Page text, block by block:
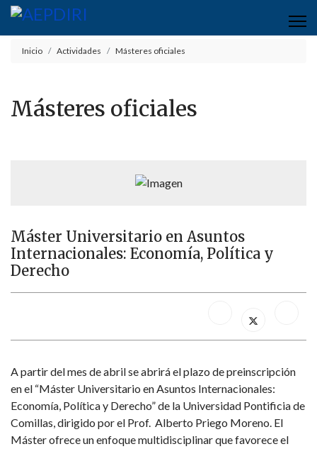
Inicio Actividades Másteres oficiales
Másteres oficiales
Máster Universitario en Asuntos
Internacionales: Economía, Política y
Derecho
A partir del mes de abril se abrirá el plazo de preinscripción
en el “Máster Universitario en Asuntos Internacionales:
Economía, Política y Derecho” de la Universidad Pontificia de
Comillas, dirigido por el Prof. Alberto Priego Moreno. El
Máster ofrece un enfoque multidisciplinar que favorece el